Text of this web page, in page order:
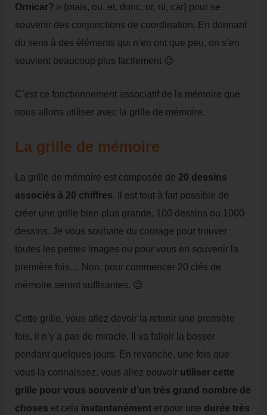
Ornicar? » (mais, ou, et, donc, or, ni, car) pour se
souvenir des conjonctions de coordination. En donnant
du sens à des éléments qui n’en ont que peu, on s’en
souvient beaucoup plus facilement 😉
C’est ce fonctionnement associatif de la mémoire que
nous allons utiliser avec la grille de mémoire.
La grille de mémoire
La grille de mémoire est composée de 20 dessins
associés à 20 chiffres. Il est tout à fait possible de
créer une grille bien plus grande, 100 dessins ou 1000
dessins. Je vous souhaite du courage pour trouver
toutes les petites images ou pour vous en souvenir la
première fois… Non, pour commencer 20 clés de
mémoire seront suffisantes. 😉
Cette grille, vous allez devoir la retenir une première
fois, il n’y a pas de miracle. Il va falloir la bosser
pendant quelques jours. En revanche, une fois que
vous la connaissez, vous allez pouvoir utiliser cette
grille pour vous souvenir d’un très grand nombre de
choses et cela instantanément et pour une durée très